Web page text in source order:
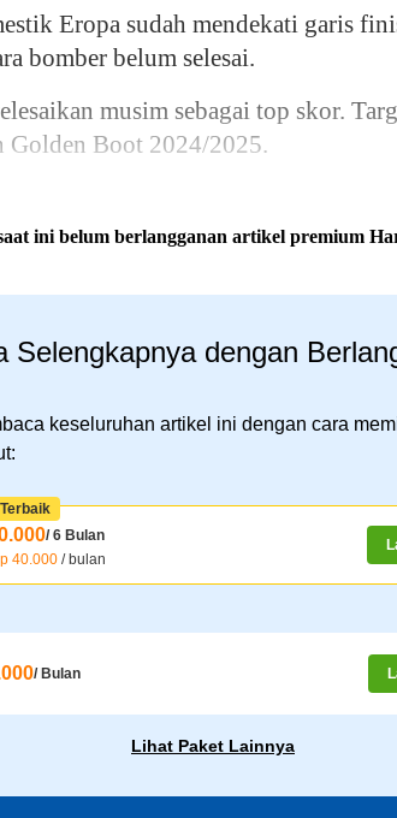
Eropa sudah mendekati garis
bomber belum selesai.
musim sebagai top skor.
Golden Boot 2024/2025.
ini belum berlangganan artikel premium
Selengkapnya dengan
keseluruhan artikel ini dengan cara
/ 6 Bulan
40.000 / bulan
/ Bulan
Lihat Paket Lainnya